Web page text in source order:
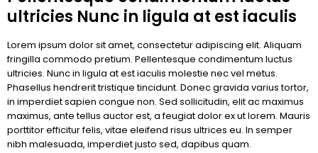
ultricies Nunc in ligula at est iaculis
Lorem ipsum dolor sit amet, consectetur adipiscing elit. Aliquam
fringilla commodo pretium. Pellentesque condimentum luctus
ultricies. Nunc in ligula at est iaculis molestie nec vel metus.
Phasellus hendrerit tristique tincidunt. Donec gravida varius tortor,
in imperdiet sapien congue non. Sed sollicitudin, elit ac maximus
maximus, ante tellus auctor est, a feugiat dolor ex ut lorem. Mauris
porttitor efficitur felis, vitae eleifend risus ultrices eu. In semper
nibh malesuada, imperdiet justo sed, dapibus quam.